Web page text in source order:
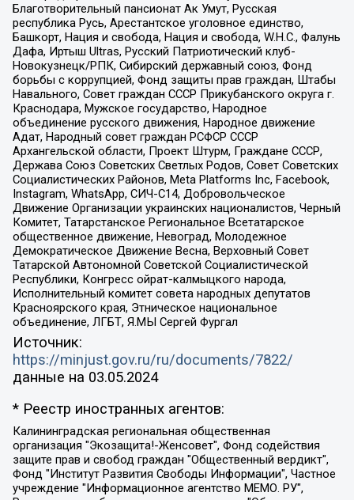
Благотворительный пансионат Ак Умут, Русская
республика Русь, Арестантское уголовное единство,
Башкорт, Нация и свобода, Нация и свобода, W.H.С., Фалунь
Дафа, Иртыш Ultras, Русский Патриотический клуб-
Новокузнецк/РПК, Сибирский державный союз, Фонд
борьбы с коррупцией, Фонд защиты прав граждан, Штабы
Навального, Совет граждан СССР Прикубанского округа г.
Краснодара, Мужское государство, Народное
объединение русского движения, Народное движение
Адат, Народный совет граждан РСФСР СССР
Архангельской области, Проект Штурм, Граждане СССР,
Держава Союз Советских Светлых Родов, Совет Советских
Социалистических Районов, Meta Platforms Inc, Facebook,
Instagram, WhatsApp, СИЧ-С14, Добровольческое
Движение Организации украинских националистов, Черный
Комитет, Татарстанское Региональное Всетатарское
общественное движение, Невоград, Молодежное
Демократическое Движение Весна, Верховный Совет
Татарской Автономной Советской Социалистической
Республики, Конгресс ойрат-калмыцкого народа,
Исполнительный комитет совета народных депутатов
Красноярского края, Этническое национальное
объединение, ЛГБТ, Я.МЫ Сергей Фургал
Источник:
https://minjust.gov.ru/ru/documents/7822/
данные на 03.05.2024
* Реестр иностранных агентов:
Калининградская региональная общественная организация "Экозащита!-Женсовет", Фонд содействия защите прав и свобод граждан "Общественный вердикт", Фонд "Институт Развития Свободы Информации", Частное учреждение "Информационное агентство МЕМО. РУ", Региональная общественная организация "Общественная комиссия по сохранению наследия академика Сахарова", Фонд поддержки свободы прессы, Санкт-Петербургская общественная правозащитная организация "Гражданский контроль", Межрегиональная общественная организация "Информационно-просветительский центр "Мемориал", Региональный Фонд "Центр Защиты Прав Средств Массовой Информации", с 05.12.2023 Фонд "Центр Защиты Прав Средств массовой информации", Региональная общественная благотворительная организация помощи беженцам и мигрантам "Гражданское содействие", Негосударственное образовательное учреждение дополнительного профессионального образования (повышение квалификации) специалистов "АКАДЕМИЯ ПО ПРАВАМ ЧЕЛОВЕКА", Свердловская региональная общественная организация "Сутяжник", Автономная некоммерческая организация "Центр независимых социологических исследований", Союз общественных объединений "Российский исследовательский центр по правам человека", Региональное общественное учреждение научно-информационный центр "МЕМОРИАЛ", Некоммерческая организация "Фонд защиты гласности", Автономная некоммерческая организация "Институт прав человека", Городская общественная организация "Екатеринбургское общество "МЕМОРИАЛ", Городская общественная организация "Рязанское историко-просветительское и правозащитное общество "Мемориал" (Рязанский Мемориал), Челябинский региональный орган общественной самодеятельности – женское общественное объединение "Женщины Евразии", Челябинский региональный орган общественной самодеятельности "Уральская правозащитная группа", Фонд содействия защите здоровья и социальной справедливости имени Андрея Рылькова, Автономная Некоммерческая Организация "Аналитический Центр Юрия Левады", Автономная некоммерческая организация социальной поддержки населения "Проект Апрель", Региональная общественная организация помощи женщинам и детям, находящимся в кризисной ситуации "Информационно-методический центр "Анна", Фонд содействия развитию массовых коммуникаций и правовому просвещению "Так-так-Так", Фонд содействия устойчивому развитию "Серебряная тайга", Свердловский региональный общественный фонд социальных проектов "Новое время", "Idel.Реалии", Кавказ.Реалии, Крым.Реалии, Телеканал Настоящее Время, Татаро-башкирская служба Радио Свобода (Azatliq Radiosi), Радио Свободная Европа/Радио Свобода (PCE/PC), "Сибирь.Реалии", "Фактограф", Благотворительный фонд помощи осужденным и их семьям, Автономная некоммерческая организация "Институт глобализации и социальных движений", Фонд "В защиту прав заключенных", Частное учреждение "Центр поддержки и содействия развитию средств массовой информации", Пензенский региональный общественный благотворительный фонд "Гражданский союз", "Север.Реалии", Некоммерческая организация Фонд "Правовая инициатива", Общество с ограниченной ответственностью "Радио Свободная Европа/Радио Свобода", Чешское информационное агентство "MEDIUM-ORIENT", Красноярская региональная общественная организация "Мы против СПИДа", Камалягин Денис Николаевич, Маркелов Сергей Евгеньевич, Пономарев Лев Александрович, Савицкая Людмила Алексеевна, Автономная некоммерческая организация "Центр по работе с проблемой насилия "НАСИЛИЮ.НЕТ", Межрегиональный профессиональный союз работников здравоохранения "Альянс врачей", Юридическое лицо, зарегистрированное в Латвийской Республике, SIA "Medusa Project" (регистрационный номер 40103797863, дата регистрации 10.06.2014), Некоммерческая организация "Фонд по борьбе с коррупцией", Автономная некоммерческая организация "Институт права и публичной политики", Баданин Роман Сергеевич, Гликин Максим Александрович, Железнова Мария Михайловна, Лукьянова Юлия Сергеевна, Маетная Елизавета Витальевна, Маняхин Петр Борисович, Чуракова Ольга Владимировна, Ярош Юлия Петровна, Юридическое лицо "The Insider SIA", зарегистрированное в Риге, Латвийская Республика (дата регистрации 26.06.2015), являющееся администратором доменного имени интернет-издания "The Insider SIA", https://theins.ru, Постернак Алексей Евгеньевич, Рубин Михаил Аркадьевич, Анин Роман Александрович, Юридическое лицо Istories fonds, зарегистрированное в Латвийской Республике (регистрационный номер 50008295751, дата регистрации 24.02.2020), Великовский Дмитрий Александрович, Долинина Ирина Николаевна, Мароховская Алеся Алексеевна, Шлейнов Роман Юрьевич, Шмагун Олеся Валентиновна, Общество с ограниченной ответственностью "Альтаир 2021", Общество с ограниченной ответственностью "Вега 2021", Общество с ограниченной ответственностью "Главный редактор 2021", Общество с ограниченной ответственностью "Ромашки монолит", Важенков Артем Валерьевич, Ивановская областная общественная организация "Центр гендерных исследований", Гурман Юрий Альбертович, Медиапроект "ОВД-Инфо", Егоров Владимир Владимирович, Жилинский Владимир Александрович, Общество с ограниченной ответственностью "ЗП", Иванова София Юрьевна, Карезина Инна Павловна, Кильтау Екатерина Викторовна, Петров Алексей Викторович, Пискунов Сергей Евгеньевич, Смирнов Сергей Сергеевич, Тихонов Михаил Сергеевич, Общество с ограниченной ответственностью "ЖУРНАЛИСТ-ИНОСТРАННЫЙ АГЕНТ", Арапова Галина Юрьевна, Вольтская Татьяна Анатольевна, Американская компания "Mason G.E.S. Anonymous Foundation" (США), являющаяся владельцем интернет-издания https://mnews.world/, Компания "Stichting Bellingcat", зарегистрированная в Нидерландах (дата регистрации 11.07.2018), Захаров Андрей Вячеславович, Клепиковская Екатерина Дмитриевна, Общество с ограниченной ответственностью "МЕМО", Перл Роман Александрович, Симонов Евгений Алексеевич, Соловьева Елена Анатольевна, Сотников Даниил Владимирович, Сурначева Елизавета Дмитриевна, Автономная некоммерческая организация по защите прав человека и информированию населения "Якутия – Наше Мнение", Общество с ограниченной ответственностью "Москоу диджитал медиа", с 26.01.2023 Общество с ограниченной ответственностью "Чайка Белые сады", Ветошкина Валерия Валерьевна, Заговора Максим Александрович, Межрегиональное общественное движение "Российская ЛГБТ - сеть", Оленичев Максим Владимирович, Павлов Иван Юрьевич, Скворцова Елена Сергеевна, Общество с ограниченной ответственностью "Как бы инагент", Кочетков Игорь Викторович, Общество с ограниченной ответственностью "Честные выборы", Еланчик Олег Александрович, Общество с ограниченной ответственностью "Нобелевский призыв", Гималова Регина Эмилевна, Григорьев Андрей Валерьевич, Григорьева Алина Александровна, Ассоциация по содействию защите прав призывников, альтернативнослужащих и военнослужащих "Правозащитная группа "Гражданин.Армия.Право", Хисамова Регина Фаритовна, Автономная некоммерческая организация по реализации социально-правовых программ "Лилит", Дальневосточное общественное движение "Маяк", Санкт-Петербургская ЛГБТ-инициативная группа "Выход", Инициативная группа ЛГБТ+ "Реверс", Алексеев Андрей Викторович, Бекбулатова Таисия Львовна, Беляев Иван Михайлович, Владыкина Елена Сергеевна, Гельман Марат Александрович, Никульшина Вероника Юрьевна, Толоконникова Надежда Андреевна, Шендерович Виктор Анатольевич, Общество с ограниченной ответственностью "Данное сообщение", Общество с ограниченной ответственностью Издательский дом "Новая глава", Айнбиндер Александра Александровна, Московский комьюнити-центр для ЛГБТ+инициатив, Благотворительный фонд развития филантропии, Deutsche Welle (Германия, Kurt-Schumacher-Strasse 3, 53113 Bonn), Борзунова Мария Михайловна, Воробьев Виктор Викторович, Голубева Анна Львовна, Константинова Алла Михайловна, Малкова Ирина Владимировна, Мурадов Мурад Абдулгалимович, Осетинская Елизавета Николаевна, Понасенков Евгений Николаевич, Ганапольский Матвей Юрьевич, Киселев Евгений Алексеевич, Борухович Ирина Григорьевна, Дремин Иван Тимофеевич, Дубровский Дмитрий Викторович, Красноярская региональная общественная организация поддержки и развития альтернативных образовательных технологий и межкультурных коммуникаций "ИНТЕРРА", Маяковская Екатерина Алексеевна, Фейгин Марк Захарович, Филимонов Андрей Викторович, Дзугкоева Регина Николаевна, Доброхотов Роман Александрович, Дудь Юрий Александрович, Елкин Сергей Владимирович, Кругликов Кирилл Игоревич, Сабунаева Мария Леонидовна, Семенов Алексей Владимирович, Шаинян Карен Багратович, Шульман Екатерина Михайловна, Асафьев Артур Валерьевич, Вахштайн Виктор Семенович, Венедиктов Алексей Алексеевич, Лушникова Екатерина Евгеньевна, Волков Леонид Михайлович, Невзоров Александр Глебович, Пархоменко Сергей Борисович, Сироткин Ярослав Николаевич, Кара-Мурза Владимир Владимирович, Баранова Наталья Владимировна, Гозман Леонид Яковлевич, Кагарлицкий Борис Юльевич, Климарев Михаил Валерьевич, Милов Владимир Станиславович, Автономная некоммерческая организация Краснодарский центр современного искусства "Типография", Моргенштерн Алишер Тагирович, Соболь Любовь Эдуардовна, Общество с ограниченной ответственностью "ЛИЗА НОРМ", Каспаров Гарри Кимович, Ходорковский Михаил Борисович, Общество с ограниченной ответственностью "Апрельские тезисы", Данилович Ирина Брониславовна, Кашин Олег Владимирович, Петров Николай Владимирович, Пивоваров Алексей Владимирович, Соколов Михаил Владимирович, Цветкова Юлия Владимировна, Чичваркин Евгений Александрович, Комитет против пыток/Команда против пыток, Общество с ограниченной ответственностью "Первый научный", Общество с ограниченной ответственностью "Вертолет и ко", Белоцерковская Вероника Борисовна, Кац Максим Евгеньевич, Лазарева Татьяна Юрьевна, Шаведдинов Руслан Табризович, Яшин Илья Валерьевич, Общество с ограниченной ответственностью "Иноагент ААВ", Алешковский Дмитрий Петрович, Альбац Евгения Марковна, Быков Дмитрий Львович, Галямина Юлия Евгеньевна, Лойко Сергей Леонидович, Мартынов Кирилл Константинович, Медведев Сергей Александрович, Крашенинников Федор Геннадиевич, Гордеева Катерина Вл